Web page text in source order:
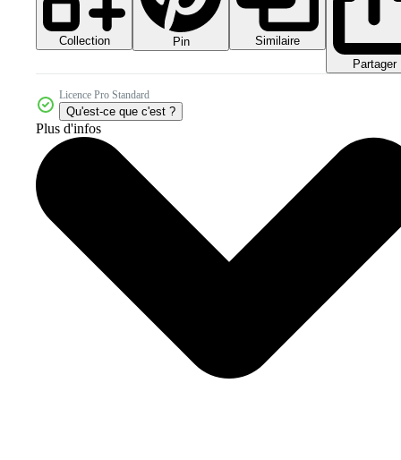
Collection Pin
Similaire
Partager
Licence Pro Standard
Qu'est-ce que c'est ?
Plus d'infos